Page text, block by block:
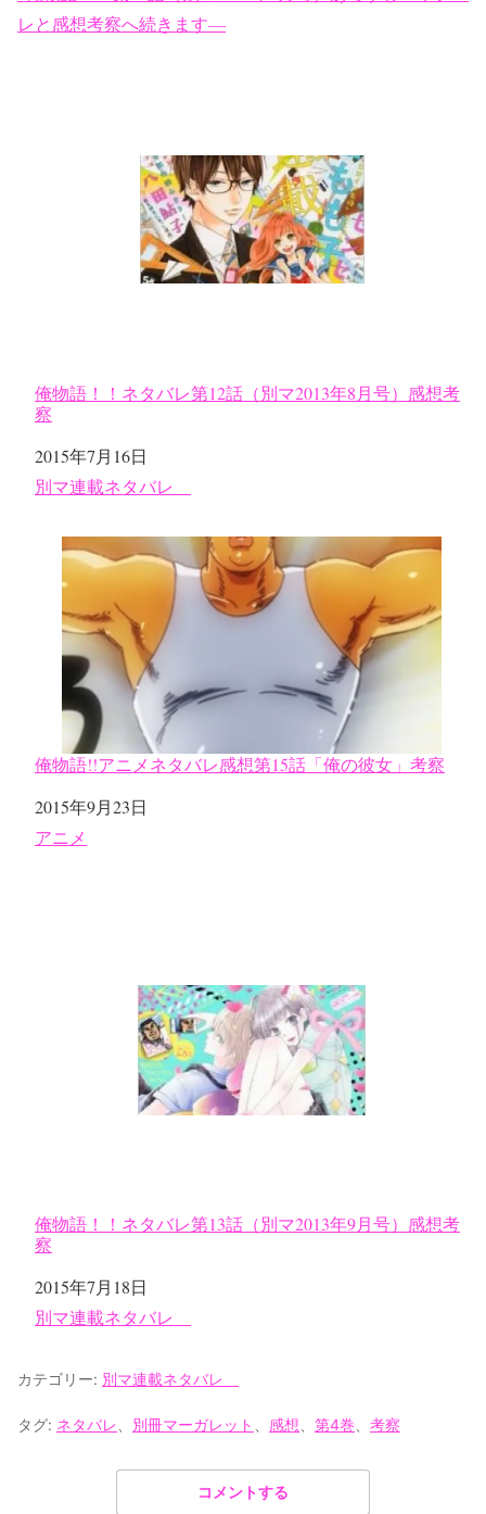
レと感想考察へ続きます—
俺物語！！ネタバレ第12話（別マ2013年8月号）感想考
察
日付
2015年7月16日
関連理由
別マ連載ネタバレ
俺物語!!アニメネタバレ感想第15話「俺の彼女」考察
日付
2015年9月23日
関連理由
アニメ
俺物語！！ネタバレ第13話（別マ2013年9月号）感想考
察
日付
2015年7月18日
関連理由
別マ連載ネタバレ
カテゴリー: 別マ連載ネタバレ
タグ: ネタバレ 別冊マーガレット 感想 第4巻 考察
コメントする